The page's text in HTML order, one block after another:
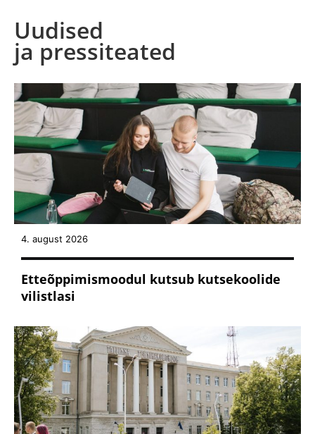
Uudised
ja pressiteated
4. august 2026
Etteõppimismoodul kutsub kutsekoolide
vilistlasi